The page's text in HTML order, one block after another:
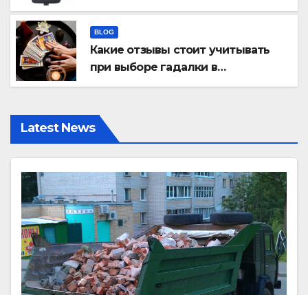
BLOG
Какие отзывы стоит учитывать
при выборе гадалки в
Казахстане?
Latest News